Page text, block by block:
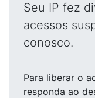
Seu IP fez
acessos
conosco.
Para liberar o
responda ao